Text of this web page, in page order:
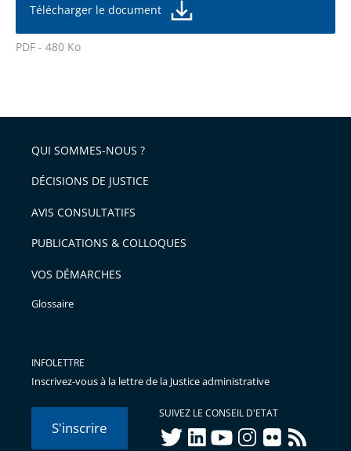
de
l'article
pour
de
police
Télécharger le document
PDF - 480 Ko
l'article
pour
avant
QUI SOMMES-NOUS ?
DÉCISIONS DE JUSTICE
AVIS CONSULTATIFS
PUBLICATIONS & COLLOQUES
VOS DÉMARCHES
Glossaire
INFOLETTRE
Inscrivez-vous à la lettre de la Justice administrative
S'inscrire
SUIVEZ LE CONSEIL D'ETAT
twitterlinkedInyoutubeinstagram
flickr rss